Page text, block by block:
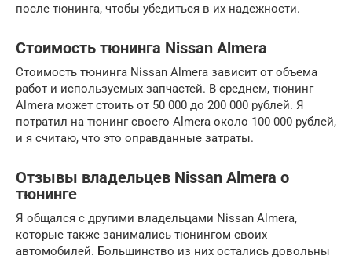
после тюнинга, чтобы убедиться в их надежности.
Стоимость тюнинга Nissan Almera
Стоимость тюнинга Nissan Almera зависит от объема
работ и используемых запчастей. В среднем, тюнинг
Almera может стоить от 50 000 до 200 000 рублей. Я
потратил на тюнинг своего Almera около 100 000 рублей,
и я считаю, что это оправданные затраты.
Отзывы владельцев Nissan Almera о
тюнинге
Я общался с другими владельцами Nissan Almera,
которые также занимались тюнингом своих
автомобилей. Большинство из них остались довольны